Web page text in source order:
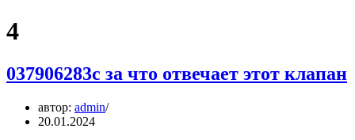
4
037906283c за что отвечает этот клапан
автор: admin
20.01.2024